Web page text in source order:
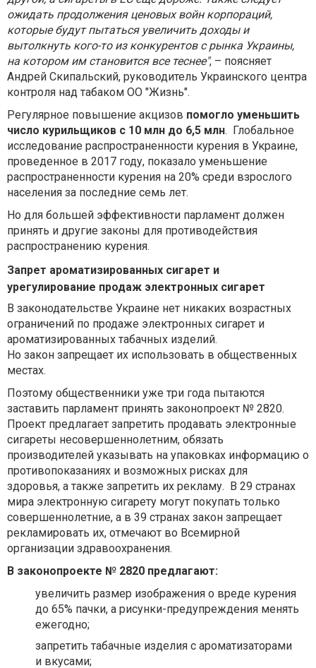
ожидать продолжения ценовых войн корпораций,
которые будут пытаться увеличить доходы и
вытолкнуть кого-то из конкурентов с рынка Украины,
на котором им становится все теснее", – поясняет
Андрей Скипальский, руководитель Украинского центра
контроля над табаком ОО "Жизнь".
Регулярное повышение акцизов помогло уменьшить
число курильщиков с 10 млн до 6,5 млн. Глобальное
исследование распространенности курения в Украине,
проведенное в 2017 году, показало уменьшение
распространенности курения на 20% среди взрослого
населения за последние семь лет.
Но для большей эффективности парламент должен
принять и другие законы для противодействия
распространению курения.
Запрет ароматизированных сигарет и
урегулирование продаж электронных сигарет
В законодательстве Украине нет никаких возрастных
ограничений по продаже электронных сигарет и
ароматизированных табачных изделий.
Но закон запрещает их использовать в общественных
местах.
Поэтому общественники уже три года пытаются
заставить парламент принять законопроект № 2820.
Проект предлагает запретить продавать электронные
сигареты несовершеннолетним, обязать
производителей указывать на упаковках информацию о
противопоказаниях и возможных рисках для
здоровья, а также запретить их рекламу. В 29 странах
мира электронную сигарету могут покупать только
совершеннолетние, а в 39 странах закон запрещает
рекламировать их, отмечают во Всемирной
организации здравоохранения.
В законопроекте № 2820 предлагают:
увеличить размер изображения о вреде курения
до 65% пачки, а рисунки-предупреждения менять
ежегодно;
запретить табачные изделия с ароматизаторами
и вкусами;